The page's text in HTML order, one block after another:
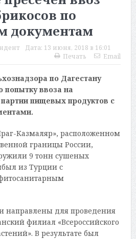
по
документам
Дата: 13 июня, 2018 в 16:01
Печать Email
по Дагестану
попытку ввоза на
пищевых продуктов с
Казмаляр», расположенном
границы России,
9 тонн сушеных
из Турции с
направлены для проведения
филиал «Всероссийского
В результате был